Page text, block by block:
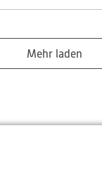
Mehr laden